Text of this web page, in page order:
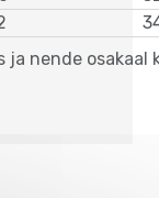
ja nende osakaal